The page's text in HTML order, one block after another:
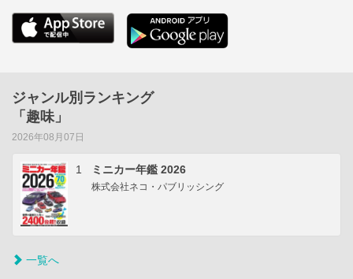
ジャンル別ランキング
「趣味」
2026年08月07日
1 ミニカー年鑑 2026
株式会社ネコ・パブリッシング
一覧へ